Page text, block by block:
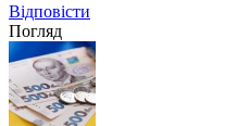
Відповіcти
Погляд